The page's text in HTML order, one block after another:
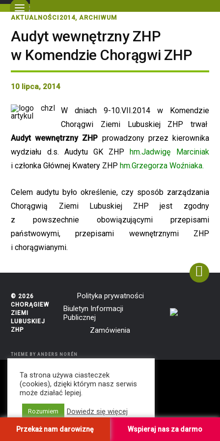
AKTUALNOŚCI2014,ARCHIWUM
Audyt wewnętrzny ZHP
w Komendzie Chorągwi ZHP
10 lipca, 2014
W dniach 9-10.VII.2014 w Komendzie
Chorągwi Ziemi Lubuskiej ZHP trwał
Audyt wewnętrzny ZHP prowadzony przez kierownika
wydziału d.s. Audytu GK ZHP
hm.Jadwigę Marciniak
i członka Głównej Kwatery ZHP hm.Grzegorza Woźniaka.
Celem audytu było określenie, czy sposób zarządzania
Chorągwią Ziemi Lubuskiej ZHP jest zgodny
z powszechnie obowiązującymi przepisami
państwowymi, przepisami wewnętrznymi ZHP
i chorągwianymi.
© 2026
CHORĄGIEW
ZIEMI
LUBUSKIEJ
ZHP
Polityka prywatności
Biuletyn Informacji
Publicznej
Zamówienia
THEME BYANDERS NORÉN
Ta strona używa ciasteczek
(cookies), dzięki którym nasz serwis
może działać lepiej.
Rozumiem Dowiedz się więcej
amso.pl
Wspieraj nas za darmo
Przekaż nam darowiznę